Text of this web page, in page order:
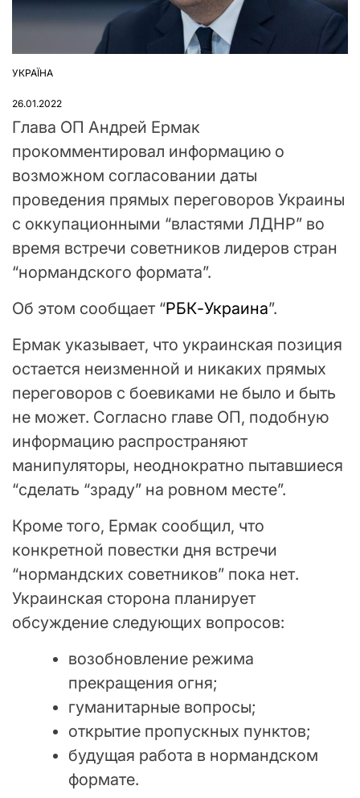
ОПУБЛІКУВАТИ
УКРАЇНА
26.01.2022
Глава ОП Андрей Ермак
прокомментировал информацию о
возможном согласовании даты
проведения прямых переговоров Украины
с оккупационными “властями ЛДНР” во
время встречи советников лидеров стран
“нормандского формата”.
Об этом сообщает “РБК-Украина”.
Ермак указывает, что украинская позиция
остается неизменной и никаких прямых
переговоров с боевиками не было и быть
не может. Согласно главе ОП, подобную
информацию распространяют
манипуляторы, неоднократно пытавшиеся
“сделать “зраду” на ровном месте”.
Кроме того, Ермак сообщил, что
конкретной повестки дня встречи
“нормандских советников” пока нет.
Украинская сторона планирует
обсуждение следующих вопросов:
возобновление режима
прекращения огня;
гуманитарные вопросы;
открытие пропускных пунктов;
будущая работа в нормандском
формате.